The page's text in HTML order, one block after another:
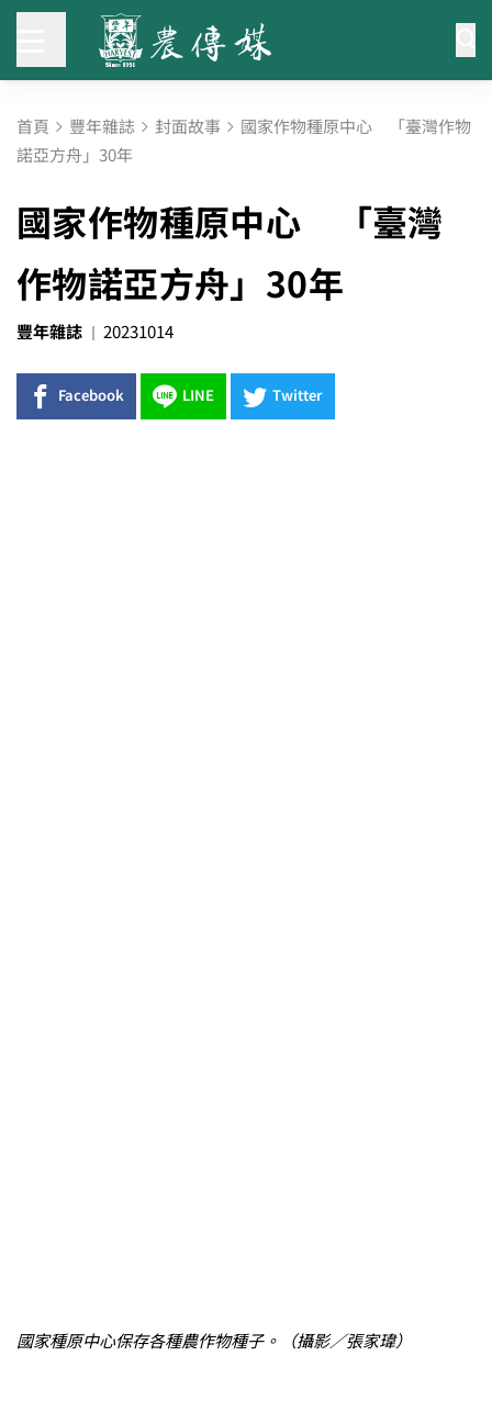
首頁 豐年雜誌 封面故事 國家作物種原中心 「臺灣作物
諾亞方舟」30年
國家作物種原中心 「臺灣
作物諾亞方舟」30年
豐年雜誌 20231014
Facebook LINE Twitter
國家種原中心保存各種農作物種子。（攝影／張家瑋）